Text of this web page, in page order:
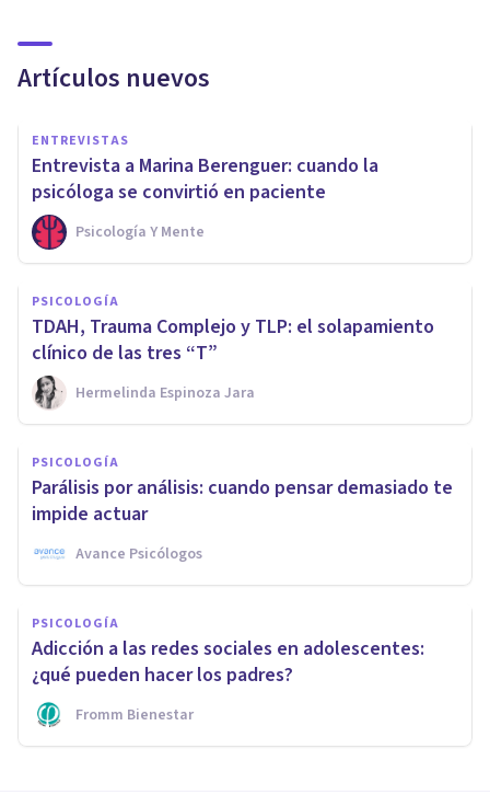
Artículos nuevos
ENTREVISTAS
Entrevista a Marina Berenguer: cuando la
psicóloga se convirtió en paciente
Psicología Y Mente
PSICOLOGÍA
TDAH, Trauma Complejo y TLP: el solapamiento
clínico de las tres “T”
Hermelinda Espinoza Jara
PSICOLOGÍA
Parálisis por análisis: cuando pensar demasiado te
impide actuar
Avance Psicólogos
PSICOLOGÍA
Adicción a las redes sociales en adolescentes:
¿qué pueden hacer los padres?
Fromm Bienestar